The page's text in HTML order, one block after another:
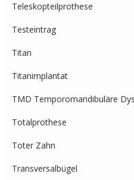
Teleskopteilprothese
Testeintrag
Titan
Titanimplantat
TMD Temporomandibuläre
Totalprothese
Toter Zahn
Transversalbügel